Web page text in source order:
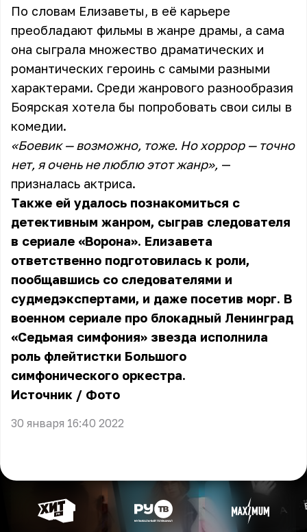
По словам Елизаветы, в её карьере
преобладают фильмы в жанре драмы, а сама
она сыграла множество драматических и
романтических героинь с самыми разными
характерами. Среди жанрового разнообразия
Боярская хотела бы попробовать свои силы в
комедии.
«Боевик — возможно, тоже. Но хоррор — точно
нет, я очень не люблю этот жанр», —
призналась актриса.
Также ей удалось познакомиться с
детективным жанром, сыграв следователя
в сериале «Ворона». Елизавета
ответственно подготовилась к роли,
пообщавшись со следователями и
судмедэкспертами, и даже посетив морг. В
военном сериале про блокадный Ленинград
«Седьмая симфония» звезда исполнила
роль флейтистки Большого
симфонического оркестра.
Источник / Фото
30 января 16:40 2022